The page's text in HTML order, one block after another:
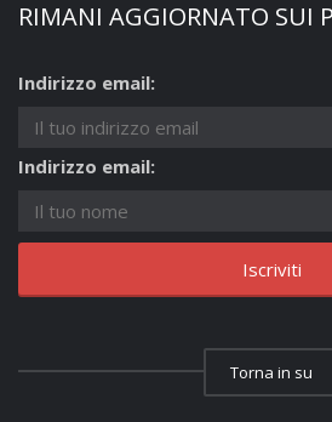
RIMANI AGGIORNATO SUI
Indirizzo email:
Indirizzo email:
Torna in su